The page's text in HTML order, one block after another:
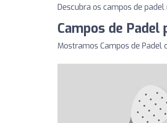
Descubra os campos de
Campos de Padel
Mostramos Campos de